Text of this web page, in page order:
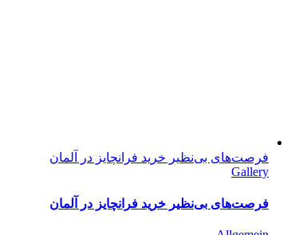
فرصت‌های بی‌نظیر خرید فرانچایز در آلمان
Gallery
فرصت‌های بی‌نظیر خرید فرانچایز در آلمان